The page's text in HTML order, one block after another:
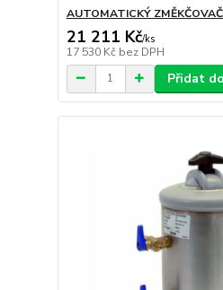
AUTOMATICKÝ
21 211 Kč/ks
17 530 Kč bez DPH
Přidat